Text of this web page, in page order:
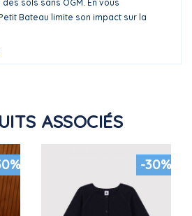
sols sans OGM. En vous
Bateau limite son impact sur la
ASSOCIÉS
-30%